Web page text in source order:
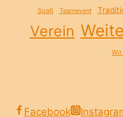
Spaß Teamevent
Verein
Wir
Facebook